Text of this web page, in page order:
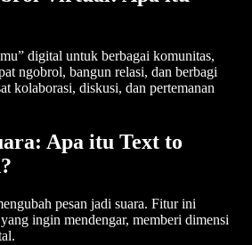
digital untuk berbagai komunitas,
ngobrol, bangun relasi, dan berbagi
kolaborasi, diskusi, dan pertemanan
Apa itu Text to
pesan jadi suara. Fitur ini
ingin mendengar, memberi dimensi